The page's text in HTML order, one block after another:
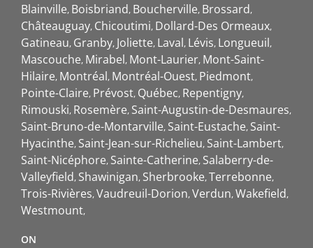
Blainville Boisbriand Boucherville Brossard
Châteauguay Chicoutimi Dollard-Des Ormeaux
Gatineau Granby Joliette Laval Lévis Longueuil
Mascouche Mirabel Mont-Laurier Mont-Saint-
Hilaire Montréal Montréal-Ouest Piedmont
Pointe-Claire Prévost Québec Repentigny
Rimouski Rosemère Saint-Augustin-de-Desmaures
Saint-Bruno-de-Montarville Saint-Eustache Saint-
Hyacinthe Saint-Jean-sur-Richelieu Saint-Lambert
Saint-Nicéphore Sainte-Catherine Salaberry-de-
Valleyfield Shawinigan Sherbrooke Terrebonne
Trois-Rivières Vaudreuil-Dorion Verdun Wakefield
Westmount
ON